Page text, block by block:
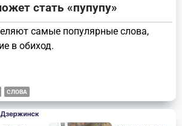
стать «пупупу»
самые популярные слова,
в обиход.
СЛОВА